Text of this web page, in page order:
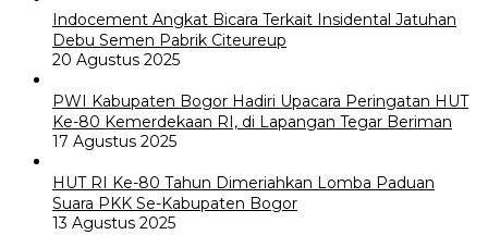
Indocement Angkat Bicara Terkait Insidental Jatuhan
Debu Semen Pabrik Citeureup
20 Agustus 2025
PWI Kabupaten Bogor Hadiri Upacara Peringatan HUT
Ke-80 Kemerdekaan RI, di Lapangan Tegar Beriman
17 Agustus 2025
HUT RI Ke-80 Tahun Dimeriahkan Lomba Paduan
Suara PKK Se-Kabupaten Bogor
13 Agustus 2025